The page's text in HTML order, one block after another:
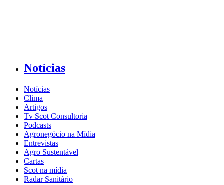
Notícias
Notícias
Clima
Artigos
Tv Scot Consultoria
Podcasts
Agronegócio na Mídia
Entrevistas
Agro Sustentável
Cartas
Scot na mídia
Radar Sanitário